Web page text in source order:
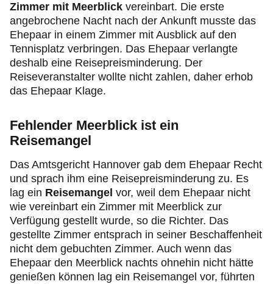
Zimmer mit Meerblick vereinbart. Die erste
angebrochene Nacht nach der Ankunft musste das
Ehepaar in einem Zimmer mit Ausblick auf den
Tennisplatz verbringen. Das Ehepaar verlangte
deshalb eine Reisepreisminderung. Der
Reiseveranstalter wollte nicht zahlen, daher erhob
das Ehepaar Klage.
Fehlender Meerblick ist ein
Reisemangel
Das Amtsgericht Hannover gab dem Ehepaar Recht
und sprach ihm eine Reisepreisminderung zu. Es
lag ein Reisemangel vor, weil dem Ehepaar nicht
wie vereinbart ein Zimmer mit Meerblick zur
Verfügung gestellt wurde, so die Richter. Das
gestellte Zimmer entsprach in seiner Beschaffenheit
nicht dem gebuchten Zimmer. Auch wenn das
Ehepaar den Meerblick nachts ohnehin nicht hätte
genießen können lag ein Reisemangel vor, führten